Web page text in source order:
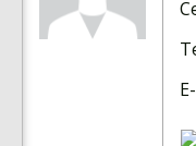
Videa